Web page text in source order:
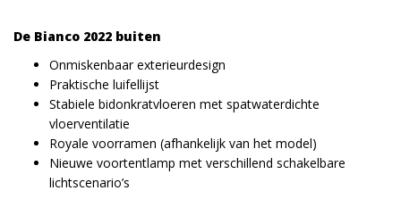
De Bianco 2022 buiten
Onmiskenbaar exterieurdesign
Praktische luifellijst
Stabiele bidonkratvloeren met spatwaterdichte
vloerventilatie
Royale voorramen (afhankelijk van het model)
Nieuwe voortentlamp met verschillend schakelbare
lichtscenario’s